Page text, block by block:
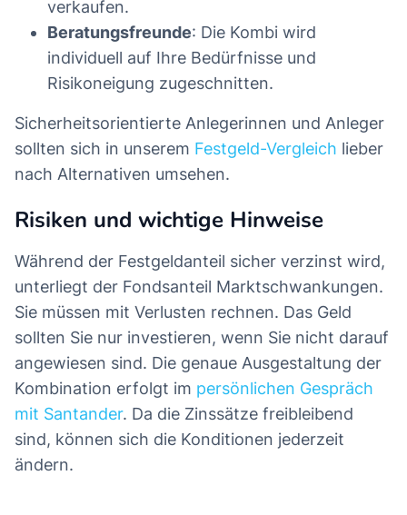
verkaufen.
Beratungsfreunde: Die Kombi wird
individuell auf Ihre Bedürfnisse und
Risikoneigung zugeschnitten.
Sicherheitsorientierte Anlegerinnen und Anleger
sollten sich in unserem Festgeld-Vergleich lieber
nach Alternativen umsehen.
Risiken und wichtige Hinweise
Während der Festgeldanteil sicher verzinst wird,
unterliegt der Fondsanteil Marktschwankungen.
Sie müssen mit Verlusten rechnen. Das Geld
sollten Sie nur investieren, wenn Sie nicht darauf
angewiesen sind. Die genaue Ausgestaltung der
Kombination erfolgt im persönlichen Gespräch
mit Santander. Da die Zinssätze freibleibend
sind, können sich die Konditionen jederzeit
ändern.